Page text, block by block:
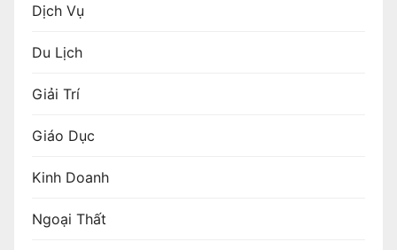
Dịch Vụ
Du Lịch
Giải Trí
Giáo Dục
Kinh Doanh
Ngoại Thất